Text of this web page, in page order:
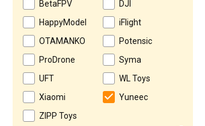
BetaFPV
DJI
HappyModel
iFlight
OTAMANKO
Potensic
ProDrone
Syma
UFT
WL Toys
Xiaomi
Yuneec
ZIPP Toys